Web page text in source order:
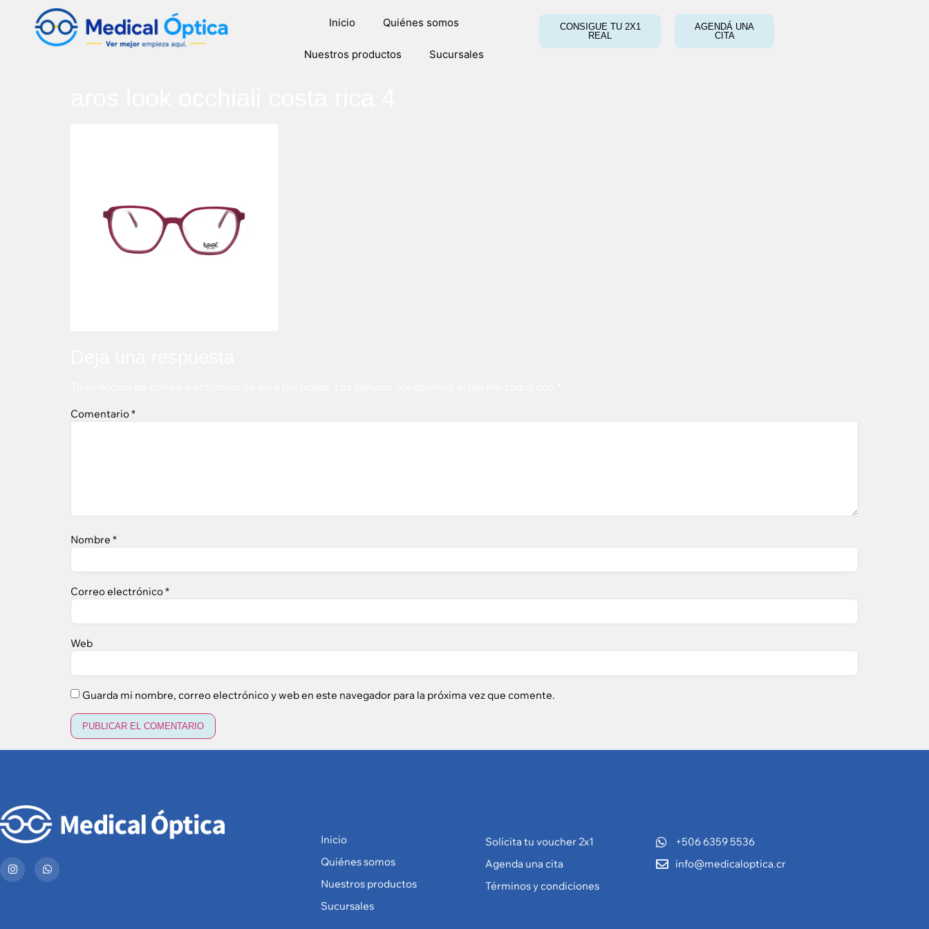
Inicio Quiénes somos
Nuestros productos Sucursales
CONSIGUE TU 2X1
REAL
AGENDÁ UNA
CITA
Comentario*
Nombre *
Correo electrónico*
Web
Guarda mi nombre, correo electrónico y web en este navegador para la próxima vez que comente.
Inicio
Quiénes somos
Nuestros productos
Sucursales
Solicita tu voucher 2x1
Agenda una cita
Términos y condiciones
+506 6359 5536
info@medicaloptica.cr